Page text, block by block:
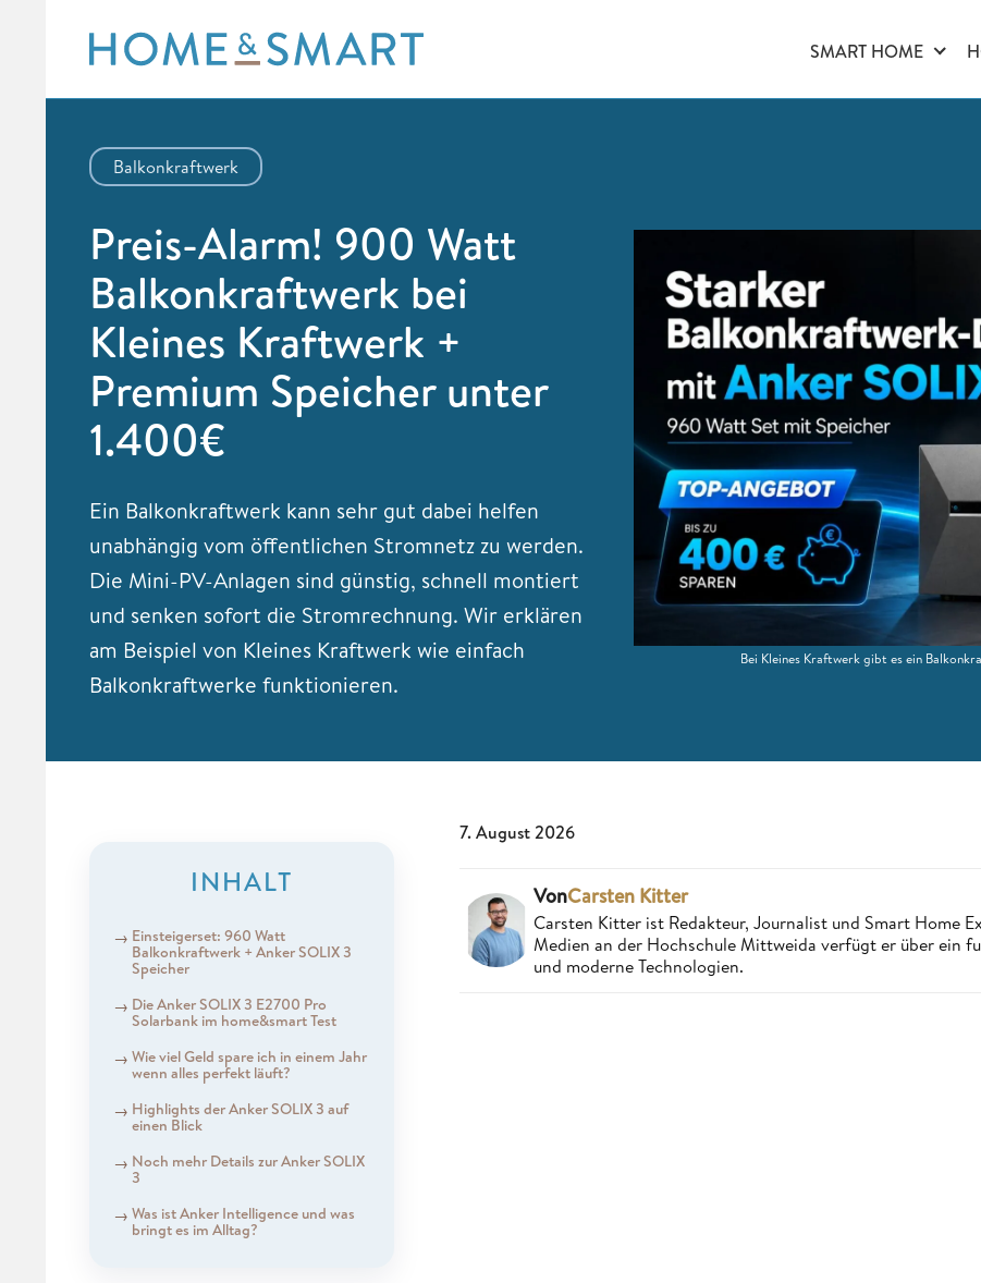
content
SMART HOME
Balkonkraftwerk
Preis-Alarm! 900 Watt
Balkonkraftwerk bei
Kleines Kraftwerk +
Premium Speicher unter
1.400€
Ein Balkonkraftwerk kann sehr gut dabei helfen
unabhängig vom öffentlichen Stromnetz zu werden.
Die Mini-PV-Anlagen sind günstig, schnell montiert
und senken sofort die Stromrechnung. Wir erklären
am Beispiel von Kleines Kraftwerk wie einfach
Balkonkraftwerke funktionieren.
Bei Kleines Kraftwerk gibt es ein
INHALT
Einsteigerset: 960 Watt
Balkonkraftwerk + Anker SOLIX 3
Speicher
Die Anker SOLIX 3 E2700 Pro
Solarbank im home&smart Test
Wie viel Geld spare ich in einem Jahr
wenn alles perfekt läuft?
Highlights der Anker SOLIX 3 auf
einen Blick
Noch mehr Details zur Anker SOLIX
3
Was ist Anker Intelligence und was
bringt es im Alltag?
7. August 2026
VonCarsten Kitter
Carsten Kitter ist Redakteur, Journalist und Smart Home
Medien an der Hochschule Mittweida verfügt er über ein
und moderne Technologien.